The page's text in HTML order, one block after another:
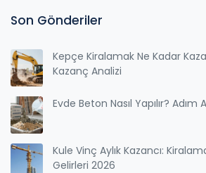
Son Gönderiler
Kepçe Kiralamak Ne Kadar
Kazanç Analizi
Evde Beton Nasıl Yapılır? Adım
Kule Vinç Aylık Kazancı:
Gelirleri 2026